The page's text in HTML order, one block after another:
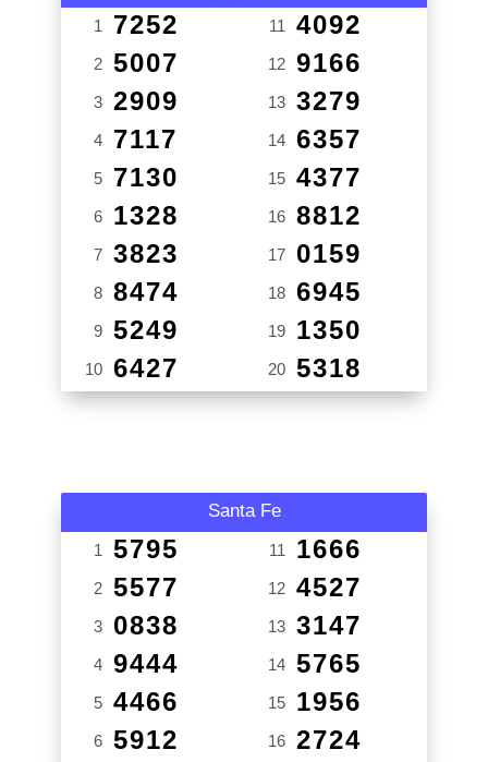
1 7252
2 5007
3 2909
4 7117
5 7130
6 1328
7 3823
8 8474
9 5249
10 6427
11 4092
12 9166
13 3279
14 6357
15 4377
16 8812
17 0159
18 6945
19 1350
20 5318
Santa Fe
1 5795
2 5577
3 0838
4 9444
5 4466
6 5912
11 1666
12 4527
13 3147
14 5765
15 1956
16 2724